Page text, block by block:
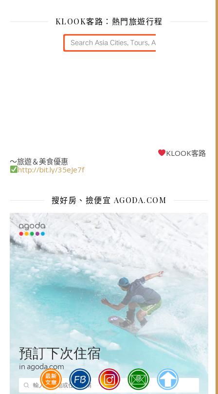
KLOOK客路：熱門旅遊行程
KLOOK客路
～旅遊＆美食優惠
http://bit.ly/35eJe7f
搜好房、撿便宜 AGODA.COM